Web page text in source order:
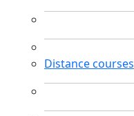
Distance courses